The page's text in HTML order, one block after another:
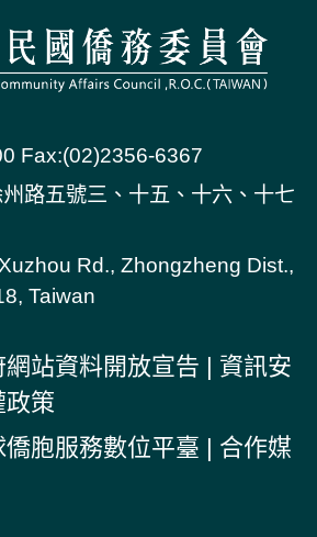
Fax:(02)2356-6367
路五號三、十五、十六、十七
Rd., Zhongzheng Dist.,
Taiwan
網站資料開放宣告 | 資訊安
政策
僑胞服務數位平臺 | 合作媒